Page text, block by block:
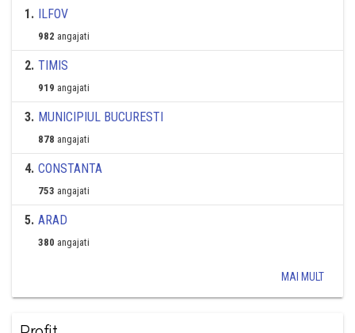
1. ILFOV
982 angajati
2. TIMIS
919 angajati
3. MUNICIPIUL BUCURESTI
878 angajati
4. CONSTANTA
753 angajati
5. ARAD
380 angajati
MAI MULT